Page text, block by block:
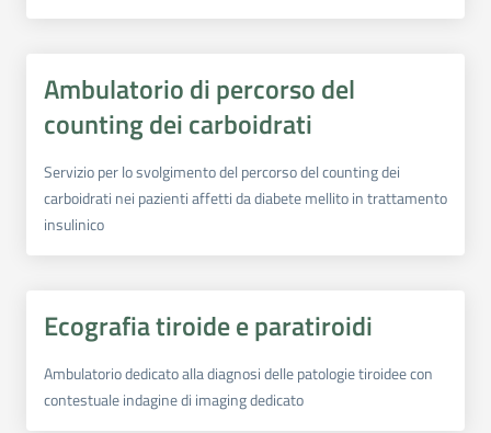
Ambulatorio di percorso del
counting dei carboidrati
Servizio per lo svolgimento del percorso del counting dei
carboidrati nei pazienti affetti da diabete mellito in trattamento
insulinico
Ecografia tiroide e paratiroidi
Ambulatorio dedicato alla diagnosi delle patologie tiroidee con
contestuale indagine di imaging dedicato